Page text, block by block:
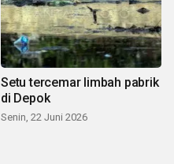
Setu tercemar limbah pabrik
di Depok
Senin, 22 Juni 2026